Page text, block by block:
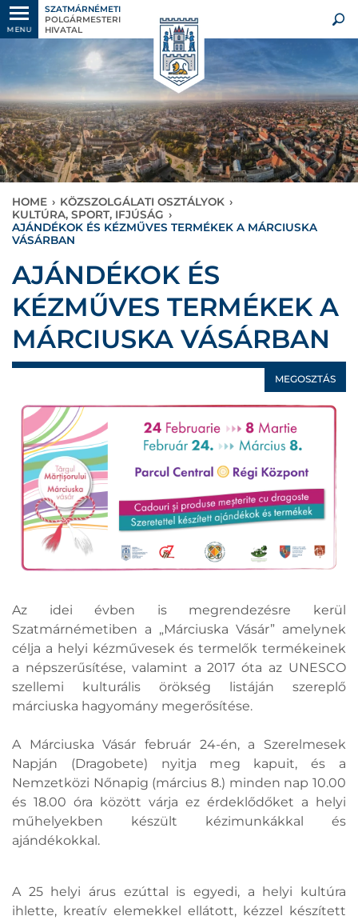
MENU
SZATMÁRNÉMETI
POLGÁRMESTERI
HIVATAL
HOME › KÖZSZOLGÁLATI OSZTÁLYOK ›
KULTÚRA, SPORT, IFJÚSÁG ›
AJÁNDÉKOK ÉS KÉZMŰVES TERMÉKEK A MÁRCIUSKA
VÁSÁRBAN
AJÁNDÉKOK ÉS
KÉZMŰVES TERMÉKEK A
MÁRCIUSKA VÁSÁRBAN
MEGOSZTÁS
Az idei évben is megrendezésre kerül
Szatmárnémetiben a „Márciuska Vásár” amelynek
célja a helyi kézművesek és termelők termékeinek
a népszerűsítése, valamint a 2017 óta az UNESCO
szellemi kulturális örökség listáján szereplő
márciuska hagyomány megerősítése.
A Márciuska Vásár február 24-én, a Szerelmesek
Napján (Dragobete) nyitja meg kapuit, és a
Nemzetközi Nőnapig (március 8.) minden nap 10.00
és 18.00 óra között várja ez érdeklődőket a helyi
műhelyekben készült kézimunkákkal és
ajándékokkal.
A 25 helyi árus ezúttal is egyedi, a helyi kultúra
ihlette, kreatív elemekkel ellátott, kézzel készített